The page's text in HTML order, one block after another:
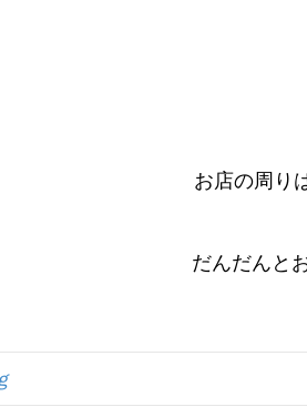
お店の周り
だんだんと